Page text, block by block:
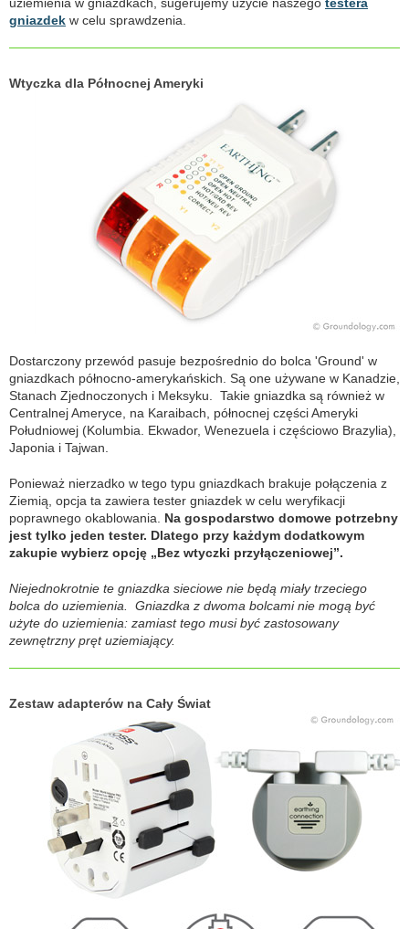
uziemienia w gniazdkach, sugerujemy użycie naszego testera
gniazdek w celu sprawdzenia.
Wtyczka dla Północnej Ameryki
Dostarczony przewód pasuje bezpośrednio do bolca 'Ground' w
gniazdkach północno-amerykańskich. Są one używane w Kanadzie,
Stanach Zjednoczonych i Meksyku. Takie gniazdka są również w
Centralnej Ameryce, na Karaibach, północnej części Ameryki
Południowej (Kolumbia. Ekwador, Wenezuela i częściowo Brazylia),
Japonia i Tajwan.
Ponieważ nierzadko w tego typu gniazdkach brakuje połączenia z
Ziemią, opcja ta zawiera tester gniazdek w celu weryfikacji
poprawnego okablowania. Na gospodarstwo domowe potrzebny
jest tylko jeden tester. Dlatego przy każdym dodatkowym
zakupie wybierz opcję „Bez wtyczki przyłączeniowej”.
Niejednokrotnie te gniazdka sieciowe nie będą miały trzeciego
bolca do uziemienia. Gniazdka z dwoma bolcami nie mogą być
użyte do uziemienia: zamiast tego musi być zastosowany
zewnętrzny pręt uziemiający.
Zestaw adapterów na Cały Świat